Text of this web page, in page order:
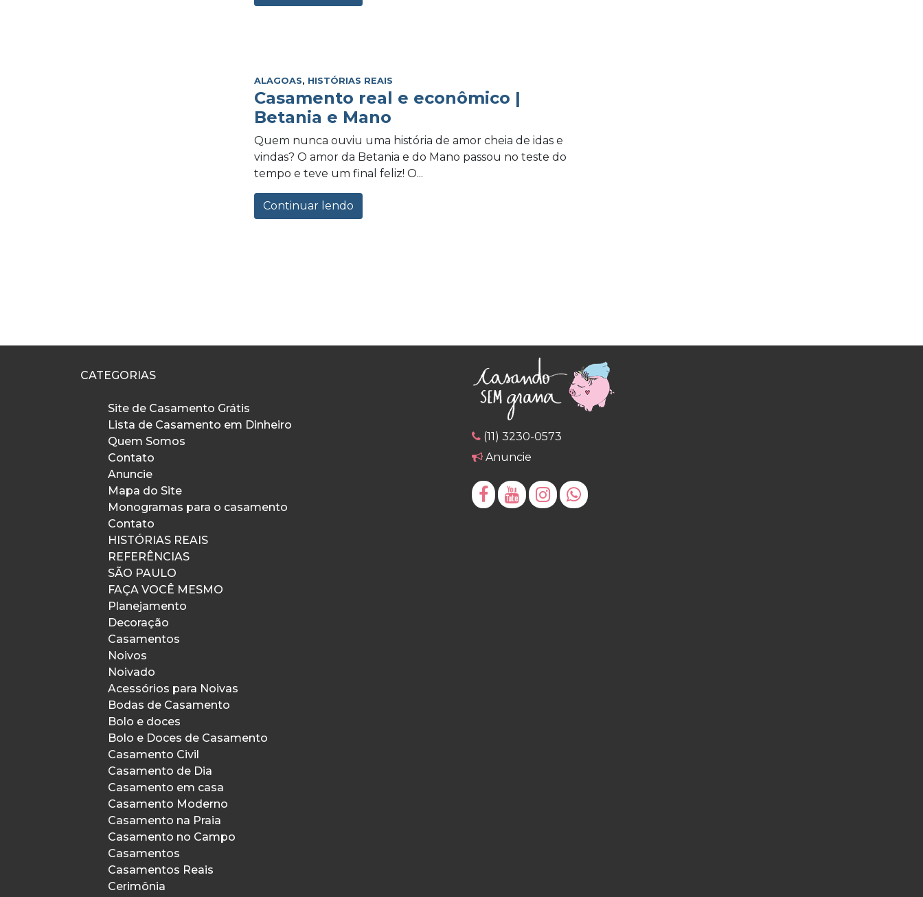
ALAGOAS, HISTÓRIAS REAIS
Casamento real e econômico |
Betania e Mano
Quem nunca ouviu uma história de amor cheia de idas e
vindas? O amor da Betania e do Mano passou no teste do
tempo e teve um final feliz! O...
Continuar lendo
CATEGORIAS
Site de Casamento Grátis
Lista de Casamento em Dinheiro
Quem Somos
Contato
Anuncie
Mapa do Site
Monogramas para o casamento
Contato
HISTÓRIAS REAIS
REFERÊNCIAS
SÃO PAULO
FAÇA VOCÊ MESMO
Planejamento
Decoração
Casamentos
Noivos
Noivado
Acessórios para Noivas
Bodas de Casamento
Bolo e doces
Bolo e Doces de Casamento
Casamento Civil
Casamento de Dia
Casamento em casa
Casamento Moderno
Casamento na Praia
Casamento no Campo
Casamentos
Casamentos Reais
Cerimônia
(11) 3230-0573
Anuncie